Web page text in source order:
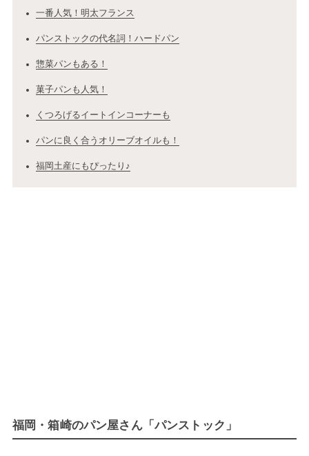
一番人気！明太フランス
パンストックの代名詞！ハードパン
惣菜パンもある！
菓子パンも人気！
くつろげるイートインコーナーも
パンに良く合うオリーブオイルも！
福岡土産にもぴったり♪
福岡・箱崎のパン屋さん「パンストック」